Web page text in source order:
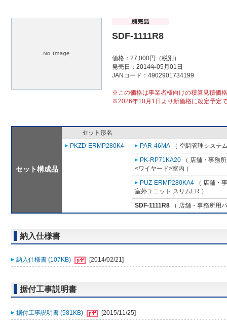
SDF-1111R8
価格：27,000円（税別）
発売日：2014年05月01日
JANコード：4902901734199
※この価格は事業者様向けの積算見積価
※2026年10月1日より新価格に改定予定
セット構成品
セット形名
PKZD-ERMP280K4
PAR-46MA （ 空調管理システ
PK-RP71KA20 （ 店舗・事務
<ワイヤード>室内 ）
PUZ-ERMP280KA4 （ 店舗・
室外ユニット スリムER ）
SDF-1111R8 （ 店舗・事務所用
納入仕様書
納入仕様書 (107KB) [2014/02/21]
据付工事説明書
据付工事説明書 (581KB) [2015/11/25]